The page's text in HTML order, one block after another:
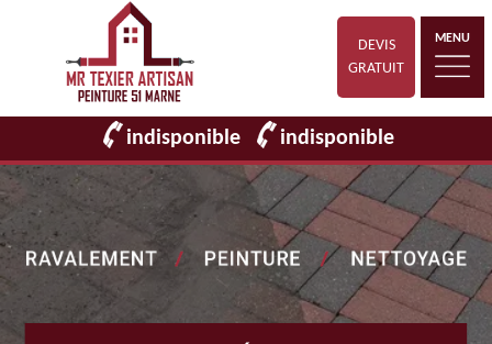
DEVIS
GRATUIT
MENU
indisponible indisponible